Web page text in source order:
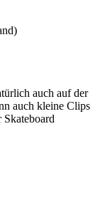
auch auf der
auch kleine Clips
Skateboard